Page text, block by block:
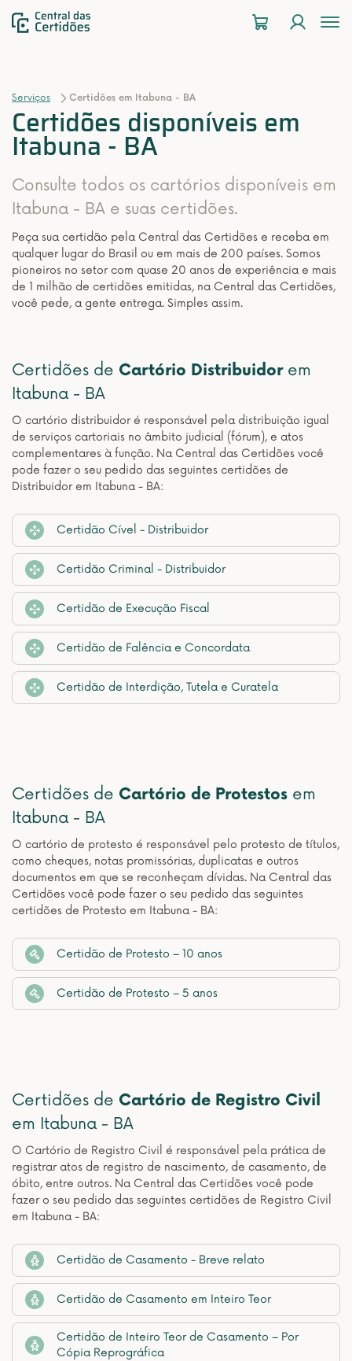
Serviços Certidões em Itabuna - BA
Certidões disponíveis em
Itabuna - BA
Consulte todos os cartórios disponíveis em
Itabuna - BA e suas certidões.
Peça sua certidão pela Central das Certidões e receba em
qualquer lugar do Brasil ou em mais de 200 países. Somos
pioneiros no setor com quase 20 anos de experiência e mais
de 1 milhão de certidões emitidas, na Central das Certidões,
você pede, a gente entrega. Simples assim.
Certidões de Cartório Distribuidorem
Itabuna - BA
O cartório distribuidor é responsável pela distribuição igual
de serviços cartoriais no âmbito judicial (fórum), e atos
complementares à função. Na Central das Certidões você
pode fazer o seu pedido das seguintes certidões de
Distribuidor em Itabuna - BA:
Certidão Cível - Distribuidor
Certidão Criminal - Distribuidor
Certidão de Execução Fiscal
Certidão de Falência e Concordata
Certidão de Interdição, Tutela e Curatela
Certidões de Cartório de Protestos em
Itabuna - BA
O cartório de protesto é responsável pelo protesto de títulos,
como cheques, notas promissórias, duplicatas e outros
documentos em que se reconheçam dívidas. Na Central das
Certidões você pode fazer o seu pedido das seguintes
certidões de Protesto em Itabuna - BA:
Certidão de Protesto – 10 anos
Certidão de Protesto – 5 anos
Certidões de Cartório de Registro Civil
em Itabuna - BA
O Cartório de Registro Civil é responsável pela prática de
registrar atos de registro de nascimento, de casamento, de
óbito, entre outros. Na Central das Certidões você pode
fazer o seu pedido das seguintes certidões de Registro Civil
em Itabuna - BA:
Certidão de Casamento - Breve relato
Certidão de Casamento em Inteiro Teor
Certidão de Inteiro Teor de Casamento – Por
Cópia Reprográfica